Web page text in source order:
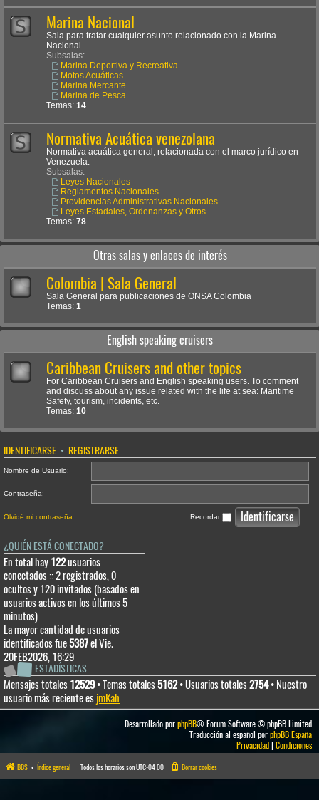
Marina Nacional
Sala para tratar cualquier asunto relacionado con la Marina
Nacional.
Subsalas:
Marina Deportiva y Recreativa
Motos Acuáticas
Marina Mercante
Marina de Pesca
Temas: 14
Normativa Acuática venezolana
Normativa acuática general, relacionada con el marco jurídico en
Venezuela.
Subsalas:
Leyes Nacionales
Reglamentos Nacionales
Providencias Administrativas Nacionales
Leyes Estadales, Ordenanzas y Otros
Temas: 78
Otras salas y enlaces de interés
Colombia | Sala General
Sala General para publicaciones de ONSA Colombia
Temas: 1
English speaking cruisers
Caribbean Cruisers and other topics
For Caribbean Cruisers and English speaking users. To comment
and discuss about any issue related with the life at sea: Maritime
Safety, tourism, incidents, etc.
Temas: 10
IDENTIFICARSE • REGISTRARSE
Nombre de Usuario:
Contraseña:
Olvidé mi contraseña Recordar
¿QUIÉN ESTÁ CONECTADO?
En total hay 122usuarios
conectados :: 2 registrados, 0
ocultos y 120 invitados (basados en
usuarios activos en los últimos 5
minutos)
La mayor cantidad de usuarios
identificados fue5387el Vie.
20FEB2026, 16:29
ESTADÍSTICAS
Mensajes totales 12529• Temas totales5162• Usuarios totales2754• Nuestro
usuario más reciente es jmKah
Desarrollado porphpBB® Forum Software © phpBB Limited
Traducción al español porphpBB España
Privacidad| Condiciones
BBS Índice general Todos los horarios sonUTC-04:00 Borrar cookies